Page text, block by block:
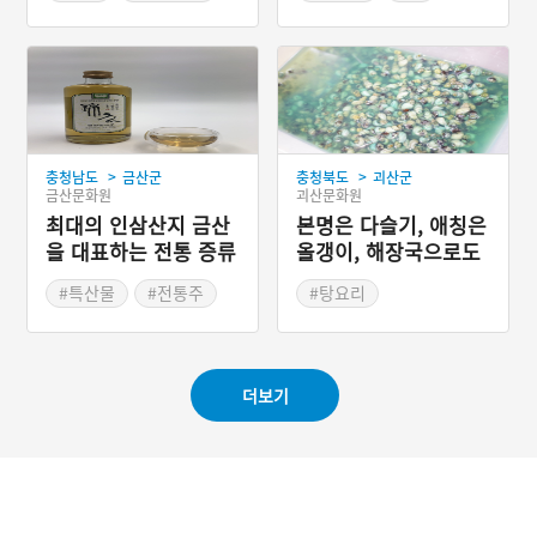
#충청남도 축제
충청남도 > 금산군
금산문화원
최대의 인삼산지 금산
을 대표하는 전통 증류
주, 인삼백주
#특산물
#전통주
충청북도 > 괴산군
괴산문화원
본명은 다슬기, 애칭은
올갱이, 해장국으로도
유명한 다슬기국(올갱
이국)
#탕요리
더보기